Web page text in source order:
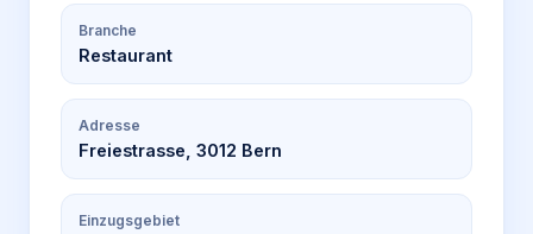
Branche
Restaurant
Adresse
Freiestrasse, 3012 Bern
Einzugsgebiet